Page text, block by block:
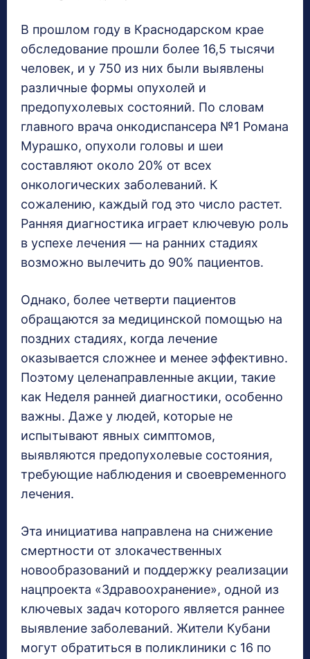
В прошлом году в Краснодарском крае
обследование прошли более 16,5 тысячи
человек, и у 750 из них были выявлены
различные формы опухолей и
предопухолевых состояний. По словам
главного врача онкодиспансера №1 Романа
Мурашко, опухоли головы и шеи
составляют около 20% от всех
онкологических заболеваний. К
сожалению, каждый год это число растет.
Ранняя диагностика играет ключевую роль
в успехе лечения — на ранних стадиях
возможно вылечить до 90% пациентов.
Однако, более четверти пациентов
обращаются за медицинской помощью на
поздних стадиях, когда лечение
оказывается сложнее и менее эффективно.
Поэтому целенаправленные акции, такие
как Неделя ранней диагностики, особенно
важны. Даже у людей, которые не
испытывают явных симптомов,
выявляются предопухолевые состояния,
требующие наблюдения и своевременного
лечения.
Эта инициатива направлена на снижение
смертности от злокачественных
новообразований и поддержку реализации
нацпроекта «Здравоохранение», одной из
ключевых задач которого является раннее
выявление заболеваний. Жители Кубани
могут обратиться в поликлиники с 16 по